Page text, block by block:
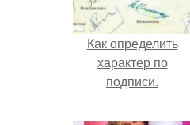
Как определить
характер по
подписи.